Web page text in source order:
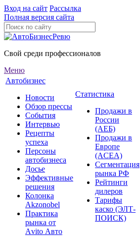
Вход на сайт Рассылка
Полная версия сайта
Свой среди профессионалов
Меню
Автобизнес
Новости
Обзор прессы
События
Интервью
Рецепты
успеха
Персоны
автобизнеса
Досье
Эффективные
решения
Колонка
Akzonobel
Практика
рынка от
Аvito Авто
Статистика
Продажи в
России
(АЕБ)
Продажи в
Европе
(ACEA)
Сегментация
рынка РФ
Рейтинги
дилеров
Тарифы
каско (ЭЛТ-
ПОИСК)